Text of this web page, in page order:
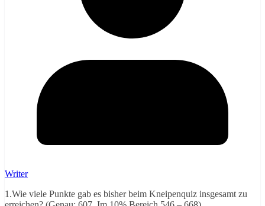
Writer
1.Wie viele Punkte gab es bisher beim Kneipenquiz insgesamt zu